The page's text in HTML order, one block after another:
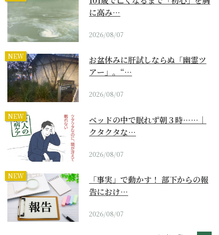
に高み…
2026/08/07
NEW
お盆休みに肝試しならぬ「幽霊ツ
アー」。“…
2026/08/07
NEW
ベッドの中で眠れず朝３時……｜
クタクタな…
2026/08/07
NEW
「事実」で動かす！ 部下からの報
告におけ…
2026/08/07